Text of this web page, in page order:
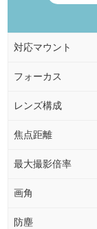
対応マウント
フォーカス
レンズ構成
焦点距離
最大撮影倍率
画角
防塵